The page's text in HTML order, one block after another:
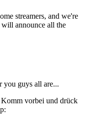
streamers, and we're
announce all the
you guys all are...
vorbei und drück